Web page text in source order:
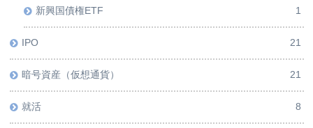
新興国債権ETF 1
IPO 21
暗号資産（仮想通貨） 21
就活 8